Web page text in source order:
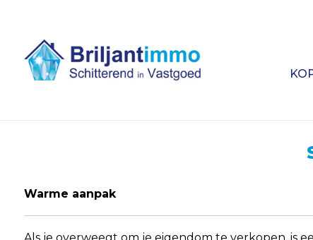
Warme aanpak